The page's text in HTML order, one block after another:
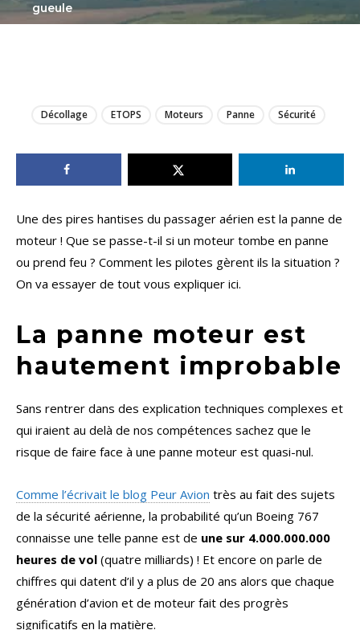
gueule
Décollage ETOPS Moteurs Panne Sécurité
Une des pires hantises du passager aérien est la panne de
moteur ! Que se passe-t-il si un moteur tombe en panne
ou prend feu ? Comment les pilotes gèrent ils la situation ?
On va essayer de tout vous expliquer ici.
La panne moteur est
hautement improbable
Sans rentrer dans des explication techniques complexes et
qui iraient au delà de nos compétences sachez que le
risque de faire face à une panne moteur est quasi-nul.
Comme l’écrivait le blog Peur Avion très au fait des sujets
de la sécurité aérienne, la probabilité qu’un Boeing 767
connaisse une telle panne est de une sur 4.000.000.000
heures de vol (quatre milliards) ! Et encore on parle de
chiffres qui datent d’il y a plus de 20 ans alors que chaque
génération d’avion et de moteur fait des progrès
significatifs en la matière.